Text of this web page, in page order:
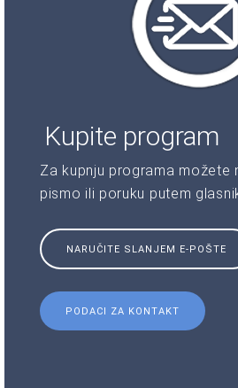
Kupite program
Za kupnju programa možete
pismo ili poruku putem
NARUČITE SLANJEM E-POŠTE
PODACI ZA KONTAKT